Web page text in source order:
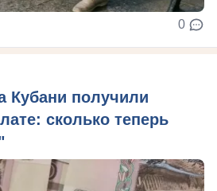
0
Кубани получили
сколько теперь